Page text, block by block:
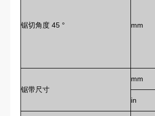
锯切角度 45 ° mm
锯带尺寸
mm
in